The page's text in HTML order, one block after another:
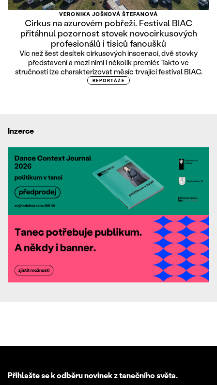
VERONIKA JOŠKOVÁ ŠTEFANOVÁ
Cirkus na azurovém pobřeží. Festival BIAC
přitáhnul pozornost stovek novocirkusových
profesionálů i tisíců fanoušků
Víc než šest desítek cirkusových inscenací, dvě stovky
představení a mezi nimi i několik premiér. Takto ve
stručnosti lze charakterizovat měsíc trvající festival BIAC.
REPORTÁŽE
Inzerce
Přihlašte se k odběru novinek z tanečního světa.